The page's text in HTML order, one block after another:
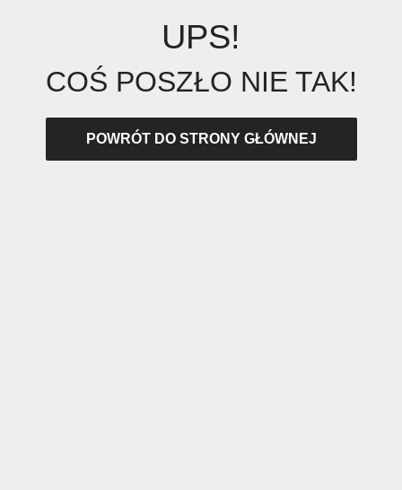
UPS!
COŚ POSZŁO NIE TAK!
POWRÓT DO STRONY GŁÓWNEJ